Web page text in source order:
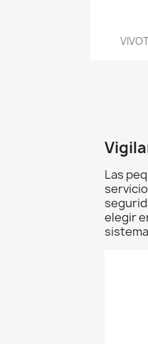

Las
elegir